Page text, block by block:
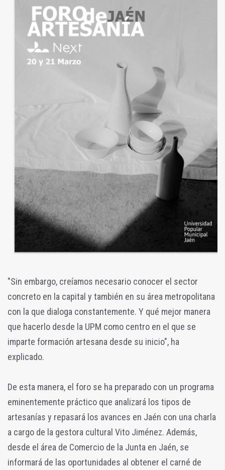
"Sin embargo, creíamos necesario conocer el sector
concreto en la capital y también en su área metropolitana
con la que dialoga constantemente. Y qué mejor manera
que hacerlo desde la UPM como centro en el que se
imparte formación artesana desde su inicio", ha
explicado.
De esta manera, el foro se ha preparado con un programa
eminentemente práctico que analizará los tipos de
artesanías y repasará los avances en Jaén con una charla
a cargo de la gestora cultural Vito Jiménez. Además,
desde el área de Comercio de la Junta en Jaén, se
informará de las oportunidades al obtener el carné de